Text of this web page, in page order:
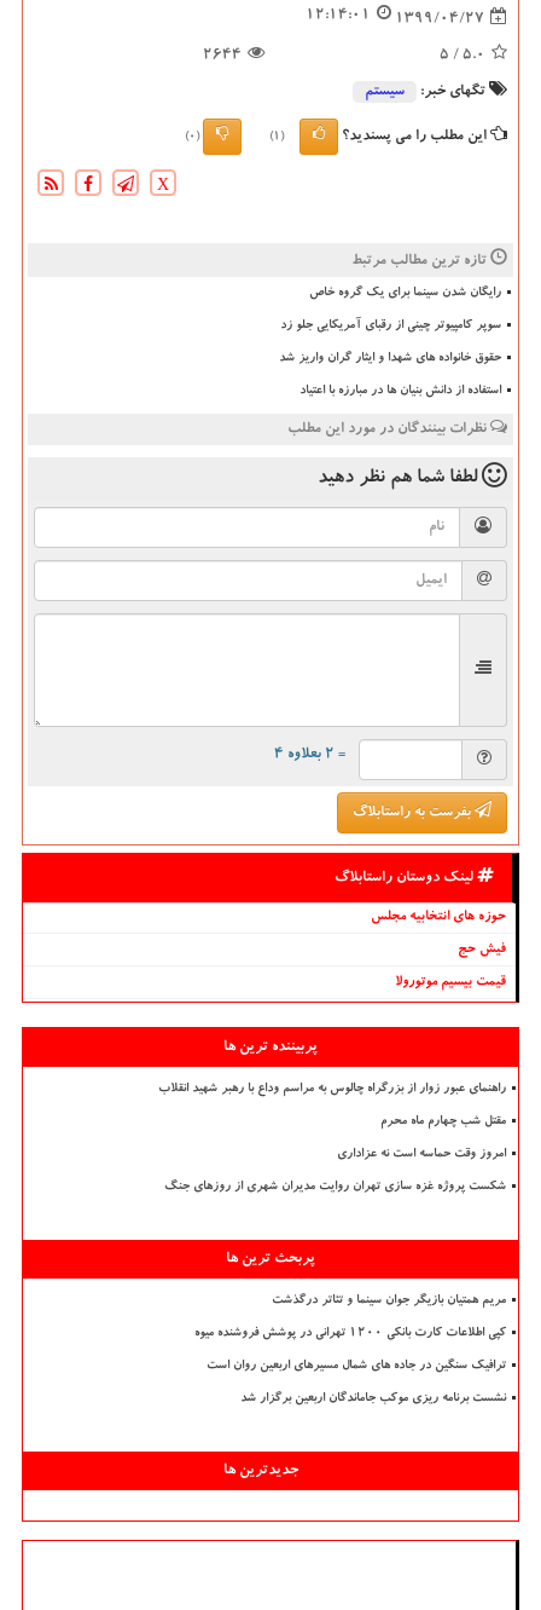
1399/04/27
12:14:01
5.0
/ 5
2644
تگهای خبر: سیستم
این مطلب را می پسندید؟ (1)
(0)
X
تازه ترین مطالب مرتبط
رایگان شدن سینما برای یک گروه خاص
سوپر کامپیوتر چینی از رقبای آمریکایی جلو زد
حقوق خانواده های شهدا و ایثار گران واریز شد
استفاده از دانش بنیان ها در مبارزه با اعتیاد
نظرات بینندگان در مورد این مطلب
لطفا شما هم نظر دهید
= ۲ بعلاوه ۴
بفرست به راستابلاگ
لینک دوستان راستابلاگ
حوزه های انتخابیه مجلس
فیش حج
قیمت بیسیم موتورولا
پربیننده ترین ها
راهنمای عبور زوار از بزرگراه چالوس به مراسم وداع با رهبر شهید انقلاب
مقتل شب چهارم ماه محرم
امروز وقت حماسه است نه عزاداری
شکست پروژه غزه سازی تهران روایت مدیران شهری از روزهای جنگ
پربحث ترین ها
مریم همتیان بازیگر جوان سینما و تئاتر درگذشت
کپی اطلاعات کارت بانکی ۱۲۰۰ تهرانی در پوشش فروشنده میوه
ترافیک سنگین در جاده های شمال مسیرهای اربعین روان است
نشست برنامه ریزی موکب جاماندگان اربعین برگزار شد
جدیدترین ها